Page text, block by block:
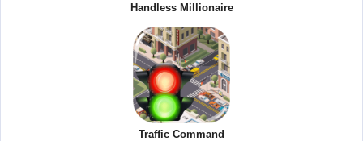
Handless Millionaire
Traffic Command